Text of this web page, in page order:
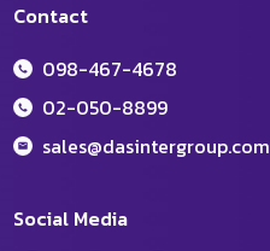
Social Media
Contact
098-467-4678
02-050-8899
sales@dasintergroup.com